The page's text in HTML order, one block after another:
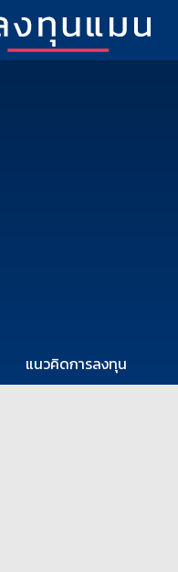
แนวคิดการลงทุน